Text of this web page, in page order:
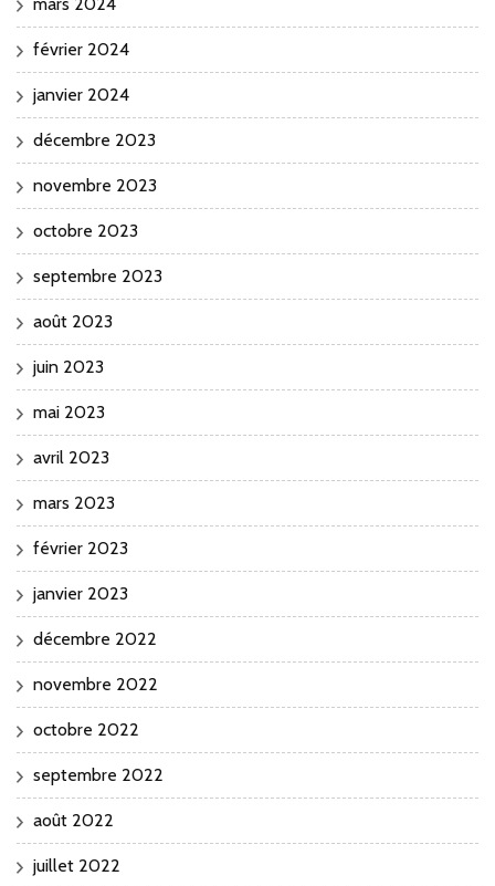
février 2024
janvier 2024
décembre 2023
novembre 2023
octobre 2023
septembre 2023
août 2023
juin 2023
mai 2023
avril 2023
mars 2023
février 2023
janvier 2023
décembre 2022
novembre 2022
octobre 2022
septembre 2022
août 2022
juillet 2022